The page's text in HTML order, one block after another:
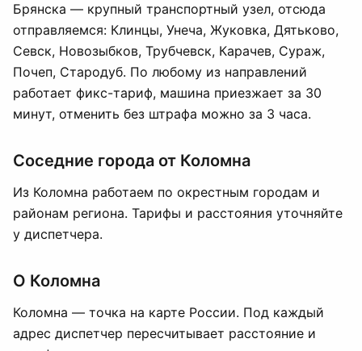
Брянска — крупный транспортный узел, отсюда
отправляемся: Клинцы, Унеча, Жуковка, Дятьково,
Севск, Новозыбков, Трубчевск, Карачев, Сураж,
Почеп, Стародуб. По любому из направлений
работает фикс-тариф, машина приезжает за 30
минут, отменить без штрафа можно за 3 часа.
Соседние города от Коломна
Из Коломна работаем по окрестным городам и
районам региона. Тарифы и расстояния уточняйте
у диспетчера.
О Коломна
Коломна — точка на карте России. Под каждый
адрес диспетчер пересчитывает расстояние и